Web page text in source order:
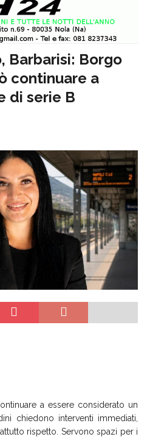
Barbarisi: Borgo
continuare a
di serie B
a essere considerato un
chiedono interventi immediati,
rispetto. Servono spazi per i